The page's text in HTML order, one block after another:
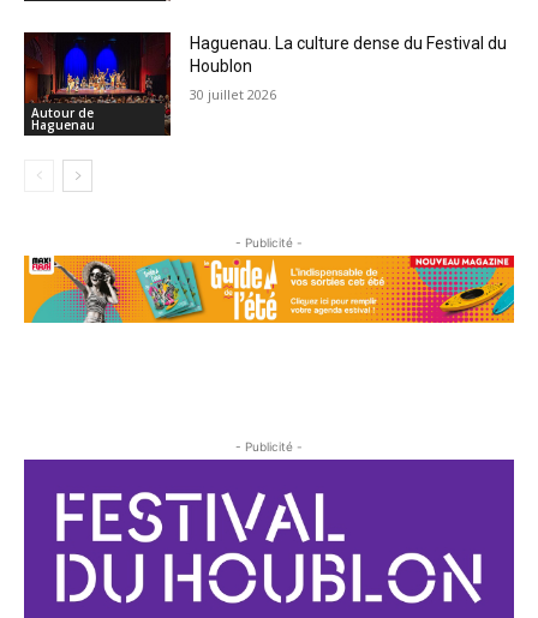
Autour de
Haguenau
Haguenau. La culture dense du Festival du
Houblon
30 juillet 2026
- Publicité -
- Publicité -